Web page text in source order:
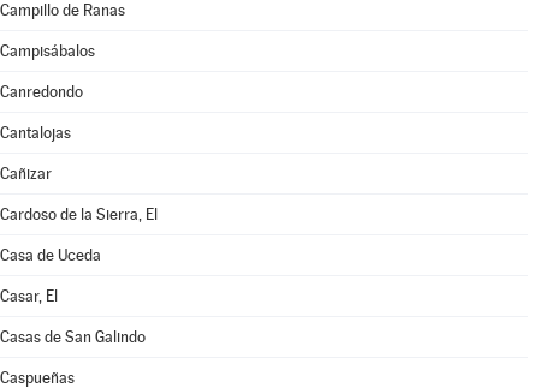
Campillo de Ranas
Campisábalos
Canredondo
Cantalojas
Cañizar
Cardoso de la Sierra, El
Casa de Uceda
Casar, El
Casas de San Galindo
Caspueñas